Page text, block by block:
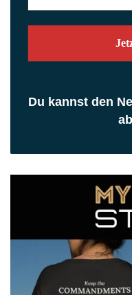
Du kannst den